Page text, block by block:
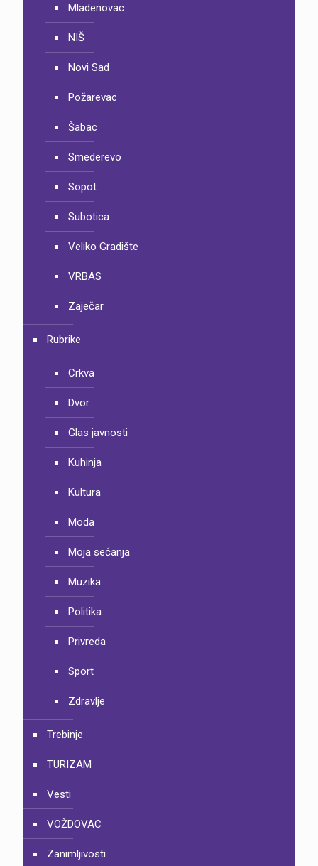
Mladenovac
NIŠ
Novi Sad
Požarevac
Šabac
Smederevo
Sopot
Subotica
Veliko Gradište
VRBAS
Zaječar
Rubrike
Crkva
Dvor
Glas javnosti
Kuhinja
Kultura
Moda
Moja sećanja
Muzika
Politika
Privreda
Sport
Zdravlje
Trebinje
TURIZAM
Vesti
VOŽDOVAC
Zanimljivosti